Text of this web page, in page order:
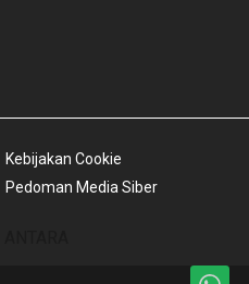
Kebijakan Cookie
Pedoman Media Siber